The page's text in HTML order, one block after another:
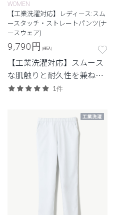
WOMEN
【工業洗濯対応】レディース:スム
ースタッチ・ストレートパンツ(ナ
ースウェア)
9,790円 (税込)
【工業洗濯対応】スムース
な肌触りと耐久性を兼ね備
えたシリーズ。
1件